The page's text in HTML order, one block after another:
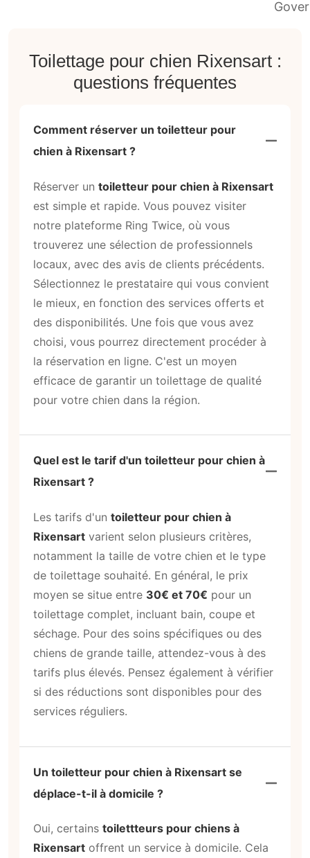
Toilettage pour chien Rixensart :
questions fréquentes
Comment réserver un toiletteur pour
chien à Rixensart ?
Réserver un toiletteur pour chien à Rixensart
est simple et rapide. Vous pouvez visiter
notre plateforme Ring Twice, où vous
trouverez une sélection de professionnels
locaux, avec des avis de clients précédents.
Sélectionnez le prestataire qui vous convient
le mieux, en fonction des services offerts et
des disponibilités. Une fois que vous avez
choisi, vous pourrez directement procéder à
la réservation en ligne. C'est un moyen
efficace de garantir un toilettage de qualité
pour votre chien dans la région.
Quel est le tarif d'un toiletteur pour chien à
Rixensart ?
Les tarifs d'un toiletteur pour chien à
Rixensart varient selon plusieurs critères,
notamment la taille de votre chien et le type
de toilettage souhaité. En général, le prix
moyen se situe entre 30€ et 70€ pour un
toilettage complet, incluant bain, coupe et
séchage. Pour des soins spécifiques ou des
chiens de grande taille, attendez-vous à des
tarifs plus élevés. Pensez également à vérifier
si des réductions sont disponibles pour des
services réguliers.
Un toiletteur pour chien à Rixensart se
déplace-t-il à domicile ?
Oui, certains toilettteurs pour chiens à
Rixensart offrent un service à domicile. Cela